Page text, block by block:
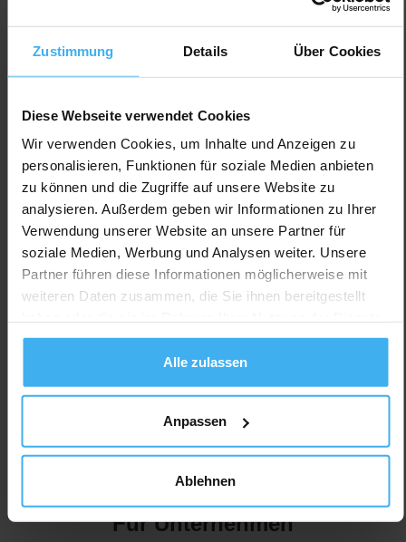
Zustimmung Details Über Cookies
Diese Webseite verwendet Cookies
Wir verwenden Cookies, um Inhalte und Anzeigen zu
personalisieren, Funktionen für soziale Medien anbieten
zu können und die Zugriffe auf unsere Website zu
analysieren. Außerdem geben wir Informationen zu Ihrer
Verwendung unserer Website an unsere Partner für
soziale Medien, Werbung und Analysen weiter. Unsere
Partner führen diese Informationen möglicherweise mit
weiteren Daten zusammen, die Sie ihnen bereitgestellt
gesammelt haben.
Alle zulassen
Anpassen
Ablehnen
CONTAINERDIENST
RES Recycling und Entsorgung Süd
GmbH
Noch keine Bewertung
Owiesen 5, 72414 Rangendingen, Deutschland
Auf Karte Anzeigen
Für Unternehmen